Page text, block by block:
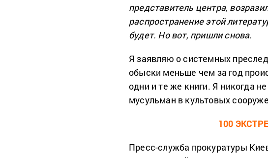
представитель центра,
распространение этой
будет. Но вот, пришли снова.
Я заявляю о системных
обыски меньше чем за год
одни и те же книги. Я никогда
мусульман в культовых
100
Пресс-служба прокуратуры